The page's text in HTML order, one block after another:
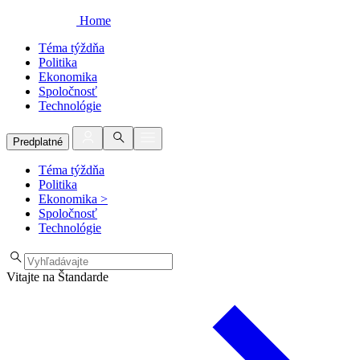
Home
Téma týždňa
Politika
Ekonomika
Spoločnosť
Technológie
Predplatné
Téma týždňa
Politika
Ekonomika >
Spoločnosť
Technológie
Vitajte na Štandarde